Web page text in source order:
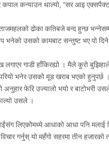
कपाल कन्याउन थाल्यो, “सर आइ
ताजमहलको ढोका कतिबजे बन्द हुन्छ
भनेको उसको कामबाट सन्तुष्ट भए पो दिने
गाडी हाँकिरह्यो । मैले कुरो
भनेर उसको मूड खराब भएको
फेरि उज्यालो भयो र बाटोभरी
उसले ।
लिएकोमध्ये आधाको आधा पनि मलाई
गर्नुस् यो महँगो सहरमा तीन